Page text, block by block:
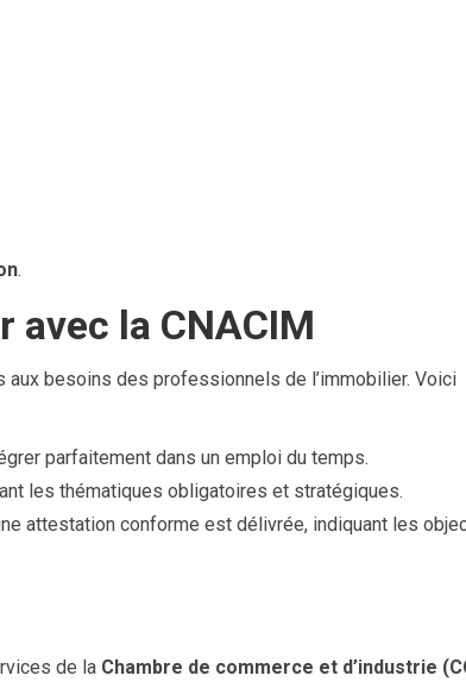
.
avec la CNACIM
besoins des professionnels de l’immobilier. Voici
parfaitement dans un emploi du temps.
les thématiques obligatoires et stratégiques.
attestation conforme est délivrée, indiquant les
de la Chambre de commerce et d’industrie